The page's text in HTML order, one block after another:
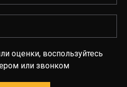
оценки, воспользуйтесь
или звонком